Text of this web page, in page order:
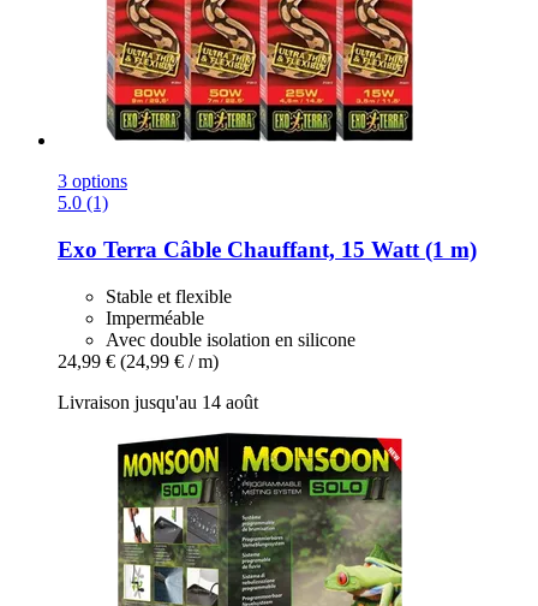
3 options
5.0 (1)
Exo Terra Câble Chauffant, 15 Watt (1 m)
Stable et flexible
Imperméable
Avec double isolation en silicone
24,99 € (24,99 € / m)
Livraison jusqu'au 14 août